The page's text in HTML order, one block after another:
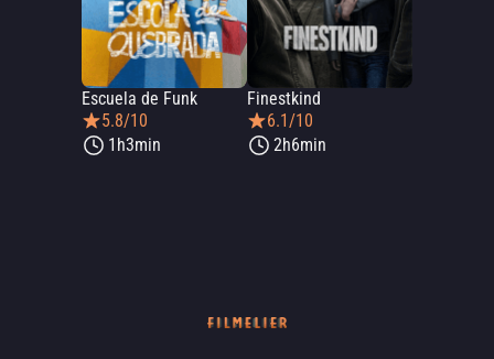
Escuela de Funk
5.8/10
1h3min
Finestkind
6.1/10
2h6min